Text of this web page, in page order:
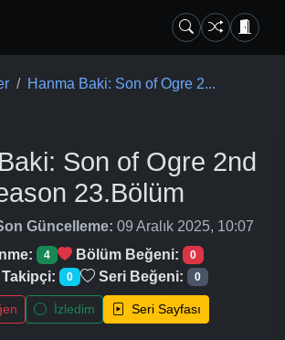
Hanma Baki: Son of Ogre 2...
Son of Ogre 2nd
23.Bölüm
Güncelleme: 09 Aralık 2025, 10:07
4 Bölüm Beğeni: 0
0 Seri Beğeni: 0
İzledim Seri Sayfası